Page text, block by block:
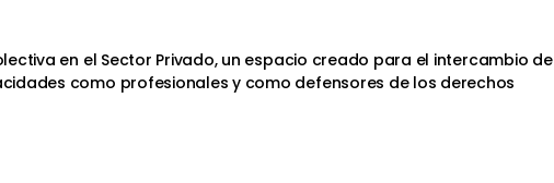
en el Sector Privado, un espacio creado para el intercambio de
como profesionales y como defensores de los derechos